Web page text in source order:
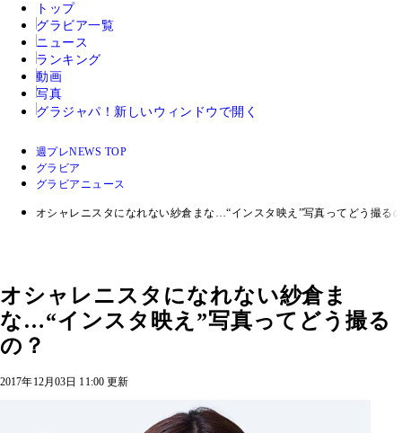
トップ
グラビア一覧
ニュース
ランキング
動画
写真
グラジャパ！ 新しいウィンドウで開く
週プレNEWS TOP
グラビア
グラビアニュース
オシャレニスタになれない紗倉まな…“インスタ映え”写真ってどう撮る
オシャレニスタになれない紗倉ま
な…“インスタ映え”写真ってどう撮る
の？
2017年12月03日 11:00 更新